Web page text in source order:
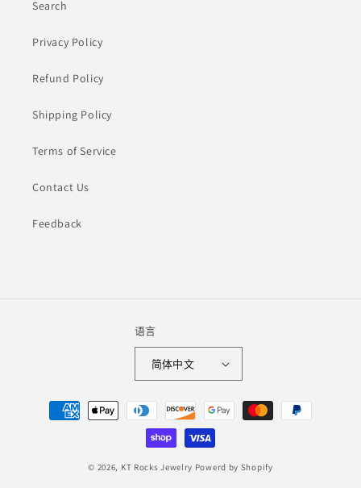
Search
Privacy Policy
Refund Policy
Shipping Policy
Terms of Service
Contact Us
Feedback
语言
简体中文
© 2026, KT Rocks Jewelry Powerd by Shopify